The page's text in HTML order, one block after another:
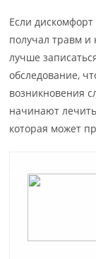
Если дискомфорт
получал травм и
лучше
обследование,
возникновения
начинают
которая может